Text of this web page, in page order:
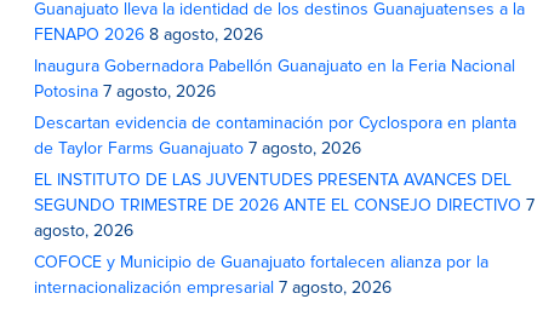
Guanajuato lleva la identidad de los destinos Guanajuatenses a la
FENAPO 2026 8 agosto, 2026
Inaugura Gobernadora Pabellón Guanajuato en la Feria Nacional
Potosina 7 agosto, 2026
Descartan evidencia de contaminación por Cyclospora en planta
de Taylor Farms Guanajuato 7 agosto, 2026
EL INSTITUTO DE LAS JUVENTUDES PRESENTA AVANCES DEL
SEGUNDO TRIMESTRE DE 2026 ANTE EL CONSEJO DIRECTIVO 7
agosto, 2026
COFOCE y Municipio de Guanajuato fortalecen alianza por la
internacionalización empresarial 7 agosto, 2026